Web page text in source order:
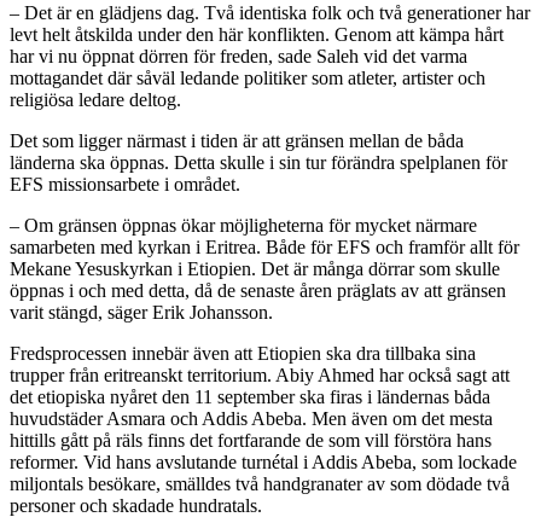
– Det är en glädjens dag. Två identiska folk och två generationer har
levt helt åtskilda under den här konflikten. Genom att kämpa hårt
har vi nu öppnat dörren för freden, sade Saleh vid det varma
mottagandet där såväl ledande politiker som atleter, artister och
religiösa ledare deltog.
Det som ligger närmast i tiden är att gränsen mellan de båda
länderna ska öppnas. Detta skulle i sin tur förändra spelplanen för
EFS missionsarbete i området.
– Om gränsen öppnas ökar möjligheterna för mycket närmare
samarbeten med kyrkan i Eritrea. Både för EFS och framför allt för
Mekane Yesuskyrkan i Etiopien. Det är många dörrar som skulle
öppnas i och med detta, då de senaste åren präglats av att gränsen
varit stängd, säger Erik Johansson.
Fredsprocessen innebär även att Etiopien ska dra tillbaka sina
trupper från eritreanskt territorium. Abiy Ahmed har också sagt att
det etiopiska nyåret den 11 september ska firas i ländernas båda
huvudstäder Asmara och Addis Abeba. Men även om det mesta
hittills gått på räls finns det fortfarande de som vill förstöra hans
reformer. Vid hans avslutande turnétal i Addis Abeba, som lockade
miljontals besökare, smälldes två handgranater av som dödade två
personer och skadade hundratals.